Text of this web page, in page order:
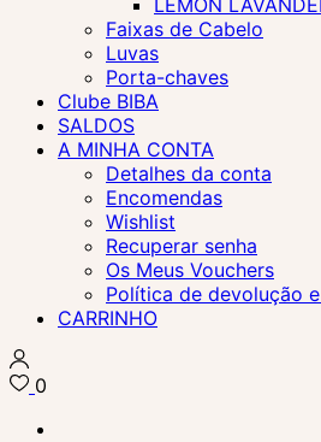
LEMON
Faixas de Cabelo
Luvas
Porta-chaves
Clube BIBA
SALDOS
A MINHA CONTA
Detalhes da conta
Encomendas
Wishlist
Recuperar senha
Os Meus Vouchers
Política de devolução
CARRINHO
0